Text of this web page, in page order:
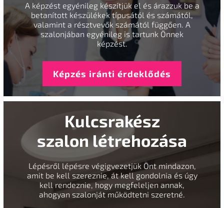
A képzést egyénileg készítjük el és árazzuk be a
betanított készülékek típusától és számától,
valamint a résztvevők számától függően. A
szalonjában egyénileg is tartunk Önnek
képzést.
Képzés iránti érdeklődés
Kulcsrakész
szalon létrehozása
Lépésről lépésre végigvezetjük Önt mindazon,
amit be kell szereznie, át kell gondolnia és úgy
kell rendeznie, hogy megfeleljen annak,
ahogyan szalonját működtetni szeretné.